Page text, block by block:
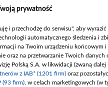
635 783 051,21 PLN
wrzesień 100 mln,
listopad 265 mln)
48 862 000,00 PLN
podpisania umowy: GRUDZIEŃ
grudzień 60,548 mln)
prywatność
i przechodzę do serwisu", aby wyrazić
automatycznego śledzenia i
na Twoim urządzeniu końcowym i
oraz na przetwarzanie Twoich danych
Polską S.A. w likwidacji (zwaną dalej
z IAB* (1201 firm) oraz
(93 firm) , w celach marketingowych (w